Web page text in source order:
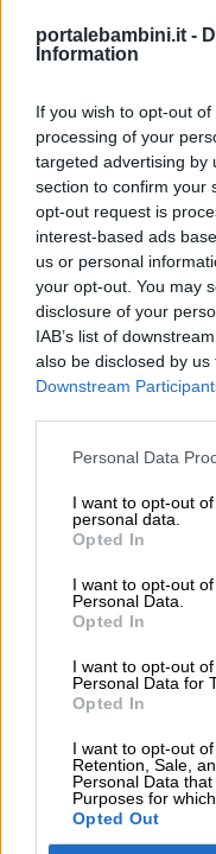
portalebambini.it -
Information
If you wish to opt-out
processing of your
targeted advertising by
section to confirm your
opt-out request is
interest-based ads
us or personal
your opt-out. You may
disclosure of your
IAB’s list of
also be disclosed by
Downstream
Personal Data
I want to opt-out
personal data.
Opted In
I want to opt-out
Personal Data.
Opted In
I want to opt-out
Personal Data for
Opted In
I want to opt-out
Retention, Sale,
Personal Data
Purposes for
Opted Out
C’è un esercizio,
altro
Ascoltate le
buona musica,
In alcune scuole
un programma in
ogni giorno un
suono delle
sui livelli di
diffusione sul
ampia.
Non serve che
insieme e